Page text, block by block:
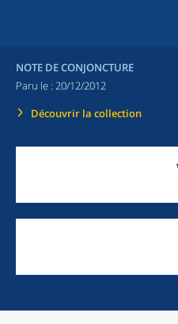
NOTE DE CONJONCTURE
Paru le : 20/12/2012
Découvrir la collection